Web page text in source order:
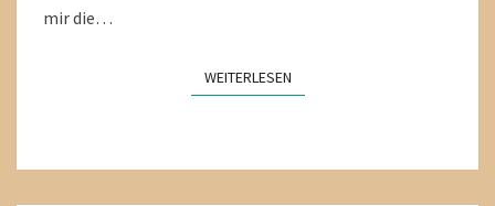
mir die…
WEITERLESENWEITERLESEN